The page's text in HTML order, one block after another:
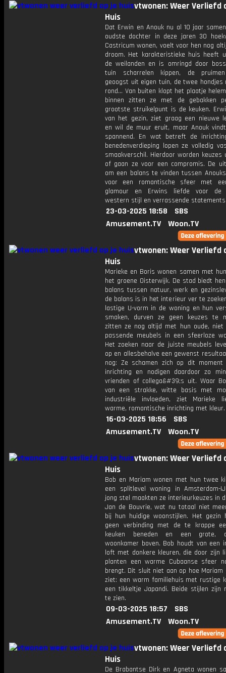
vtwonen: Weer Verliefd
Huis
Dat Erwin en Anouk nu al 10 jaar
oudste dochter in deze jaren 30
Castricum wonen, voelt voor hen nog
droom. Het karakteristieke huis heeft
de weilanden en is omringd door
tuin scharrelen kippen, de
geoogst uit eigen tuin, de twee hondjes
rond... Van buiten klopt het plaatje
binnen zitten ze met de gebakken
grootste struikelpunt is de keuken.
van het gezin, ziet graag een nieuwe
en wil de muur eruit, maar Anouk
spannend. En wat betreft de
benedenverdieping lopen ze volledig
smaakverschil. Hierdoor worden keuzes
of gaan ze voor een compromis. De
om een balans te vinden tussen
voor een romantische sfeer met
glamour en Erwins liefde voor de
western stijl en verrassende
23-03-2025 18:58
SBS
Amusement.TV
Woon.TV
vtwonen: Weer Verliefd
Huis
Marieke en Boris wonen samen met
het groene Oisterwijk. De stad biedt
balans tussen natuur, werk en
de balans is in het interieur ver te
lastige U-vorm in de woning en hun
smaken, durven ze geen keuzes te
zitten ze nog altijd met hun oude, niet
passende meubels in een sfeerloze
Het zoeken naar de juiste meubels
op en allesbehalve een gewenst
nog: Ze schamen zich op dit moment
inrichting en nodigen daardoor zo
vrienden of collega&#39;s uit. Waar
van een strakke, witte basis met
industriële invloeden, ziet Marieke
warme, romantische inrichting met kleur.
16-03-2025 18:56
SBS
Amusement.TV
Woon.TV
vtwonen: Weer Verliefd
Huis
Bob en Mariam wonen met hun twee
een splitlevel woning in Amsterdam-
jong stel maakten ze interieurkeuzes in
Jan de Bouvrie, wat nu totaal niet
bij hun huidige woonstijlen. Het gezin
geen verbinding met de te krappe
keuken beneden en een grote,
woonkamer boven. Bob houdt van een
loft met donkere kleuren, die door zijn
planten een warme Cubaanse sfeer
brengt. Dit sluit niet aan op hoe Mariam
ziet: een warm familiehuis met rustige
een tikkeltje Japandi. Beide stijlen zijn
te zien.
09-03-2025 18:57
SBS
Amusement.TV
Woon.TV
vtwonen: Weer Verliefd
Huis
De Brabantse Dirk en Agneta wonen